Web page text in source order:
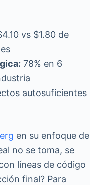
vs $1.80 de
78% en 6
autosuficientes
en su enfoque de
no se toma, se
líneas de código
final? Para